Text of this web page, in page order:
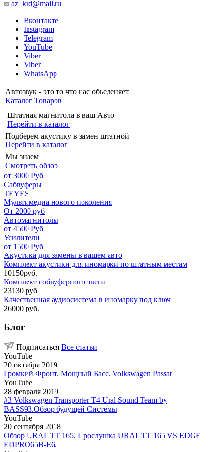
az_krd@mail.ru
Вконтакте
Instagram
Telegram
YouTube
Viber
Viber
WhatsApp
Автозвук - это то что нас обьеденяет
Каталог Товаров
Штатная магнитола в ваш Авто
Перейти в каталог
Подберем акустику в замен штатной
Перейти в каталог
Мы знаем
Смотреть обзор
от 3000 Руб
Сабвуферы
TEYES
Мультимедиа нового поколения
От 2000 руб
Автомагнитолы
от 4500 Руб
Усилители
от 1500 Руб
Акустика для замены в вашем авто
Комплект акустики для иномарки по штатным местам
10150руб.
Комплект собвуферного звена
23130 руб
Качественная аудиосистема в иномарку под ключ
26000 руб.
Блог
Подписаться Все статьи
YouTube
20 октября 2019
Громкий Фронт. Мощный Басс. Volkswagen Passat
YouTube
28 февраля 2019
#3 Volkswagen Transporter T4 Ural Sound Team by
BASS93.Обзор будущей Системы
YouTube
20 сентября 2018
Обзор URAL TT 165. Прослушка URAL TT 165 VS EDGE
EDPRO65B-E6.